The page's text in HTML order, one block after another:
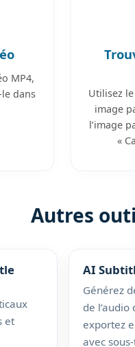
MP4,
dans
Utilisez
image
l’image
«
Autres
et
AI
Générez
de
exportez
avec